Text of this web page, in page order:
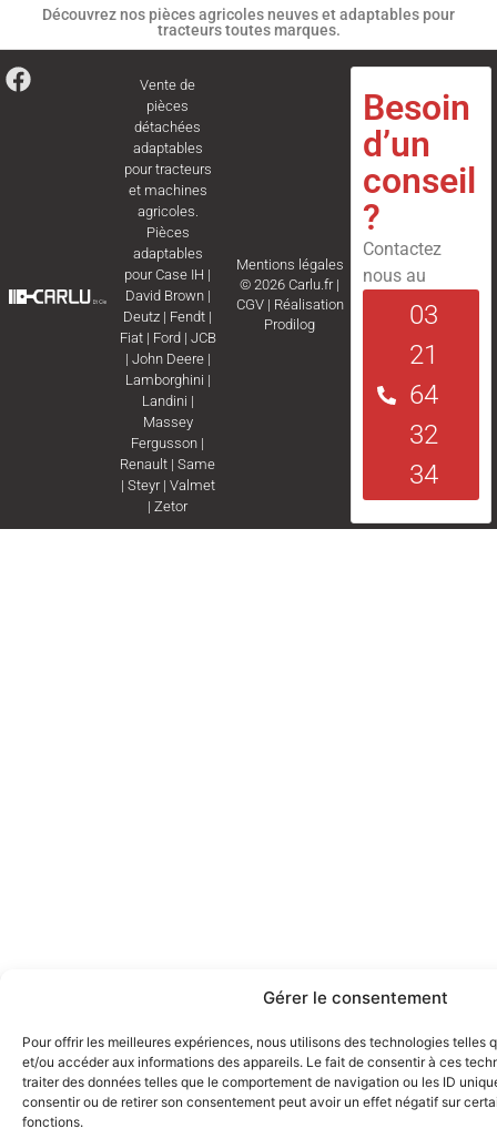
Gérer le consentement
Pour offrir les meilleures expériences, nous utilisons des technologies telles
et/ou accéder aux informations des appareils. Le fait de consentir à ces
traiter des données telles que le comportement de navigation ou les ID
consentir ou de retirer son consentement peut avoir un effet négatif sur
fonctions.
Découvrez nos pièces agricoles neuves et adaptables pour
tracteurs toutes marques.
Vente de
pièces
détachées
adaptables
pour tracteurs
et machines
agricoles.
Pièces
adaptables
pourCase IH |
David Brown|
Deutz | Fendt |
Fiat| Ford| JCB
| John Deere|
Lamborghini |
Landini |
Massey
Fergusson |
Renault |Same
| Steyr| Valmet
|Zetor
Mentions légales
© 2026 Carlu.fr |
CGV| Réalisation
Prodilog
Besoin
d’un
conseil
?
Contactez
nous au
03
21
64
32
34